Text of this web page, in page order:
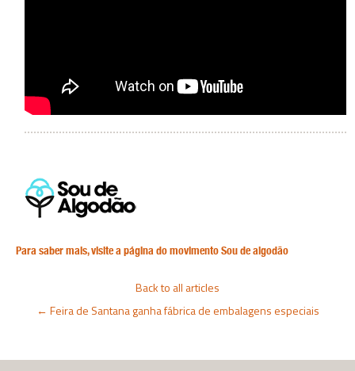
Para saber mais, visite a página do movimento Sou de algodão
Back to all articles
← Feira de Santana ganha fábrica de embalagens especiais